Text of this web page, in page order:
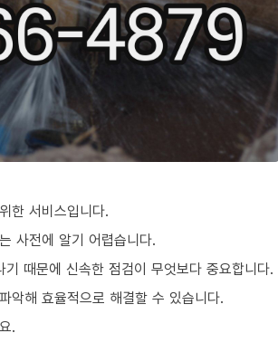
한 서비스입니다.
사전에 알기 어렵습니다.
때문에 신속한 점검이 무엇보다 중요합니다.
악해 효율적으로 해결할 수 있습니다.
.